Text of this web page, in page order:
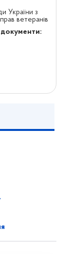
України з
ветеранів
документи: